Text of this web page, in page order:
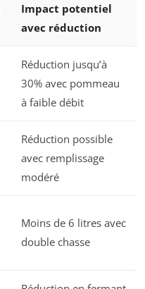
Impact potentiel
avec réduction
Réduction jusqu’à
30% avec pommeau
à faible débit
Réduction possible
avec remplissage
modéré
Moins de 6 litres avec
double chasse